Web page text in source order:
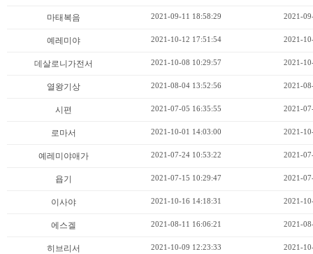
마태복음 2021-09-11 18:58:29 2021-
예레미야 2021-10-12 17:51:54 2021-
데살로니가전서 2021-10-08 10:29:57 2021-
열왕기상 2021-08-04 13:52:56 2021-
시편 2021-07-05 16:35:55 2021-
로마서 2021-10-01 14:03:00 2021-
예레미야애가 2021-07-24 10:53:22 2021-
욥기 2021-07-15 10:29:47 2021-
이사야 2021-10-16 14:18:31 2021-
에스겔 2021-08-11 16:06:21 2021-
히브리서 2021-10-09 12:23:33 2021-